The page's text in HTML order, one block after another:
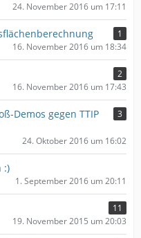
24. November 2016 um 17:11
1
16. November 2016 um 18:34
2
16. November 2016 um 17:43
Demos gegen TTIP
3
24. Oktober 2016 um 16:02
:)
1. September 2016 um 20:11
11
19. November 2015 um 20:03